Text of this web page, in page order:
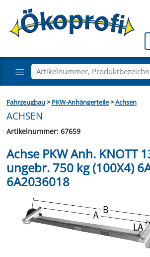
Fahrzeugbau>PKW-Anhängerteile>Achsen
ACHSEN
Artikelnummer: 67659
Achse PKW Anh. KNOTT
ungebr. 750 kg (100X4)
6A2036018